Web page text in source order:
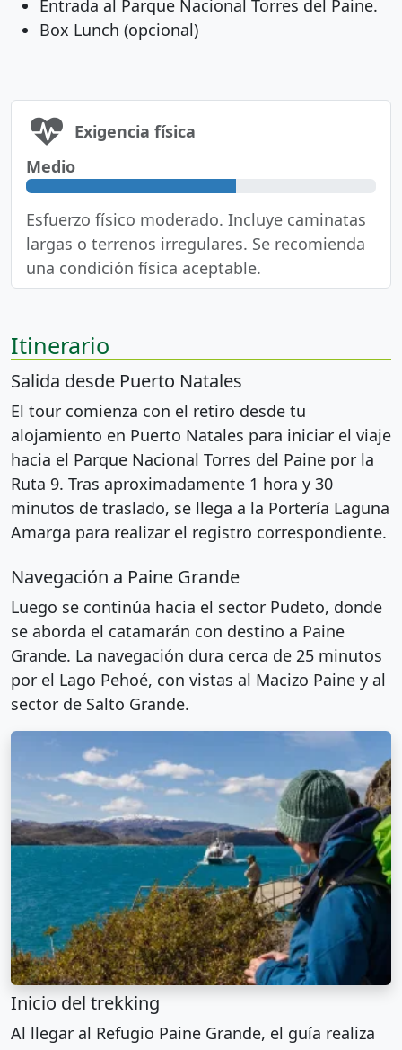
Entrada al Parque Nacional Torres del Paine.
Box Lunch (opcional)
Exigencia física
Medio
Esfuerzo físico moderado. Incluye caminatas
largas o terrenos irregulares. Se recomienda
una condición física aceptable.
Itinerario
Salida desde Puerto Natales
El tour comienza con el retiro desde tu
alojamiento en Puerto Natales para iniciar el viaje
hacia el Parque Nacional Torres del Paine por la
Ruta 9. Tras aproximadamente 1 hora y 30
minutos de traslado, se llega a la Portería Laguna
Amarga para realizar el registro correspondiente.
Navegación a Paine Grande
Luego se continúa hacia el sector Pudeto, donde
se aborda el catamarán con destino a Paine
Grande. La navegación dura cerca de 25 minutos
por el Lago Pehoé, con vistas al Macizo Paine y al
sector de Salto Grande.
Inicio del trekking
Al llegar al Refugio Paine Grande, el guía realiza